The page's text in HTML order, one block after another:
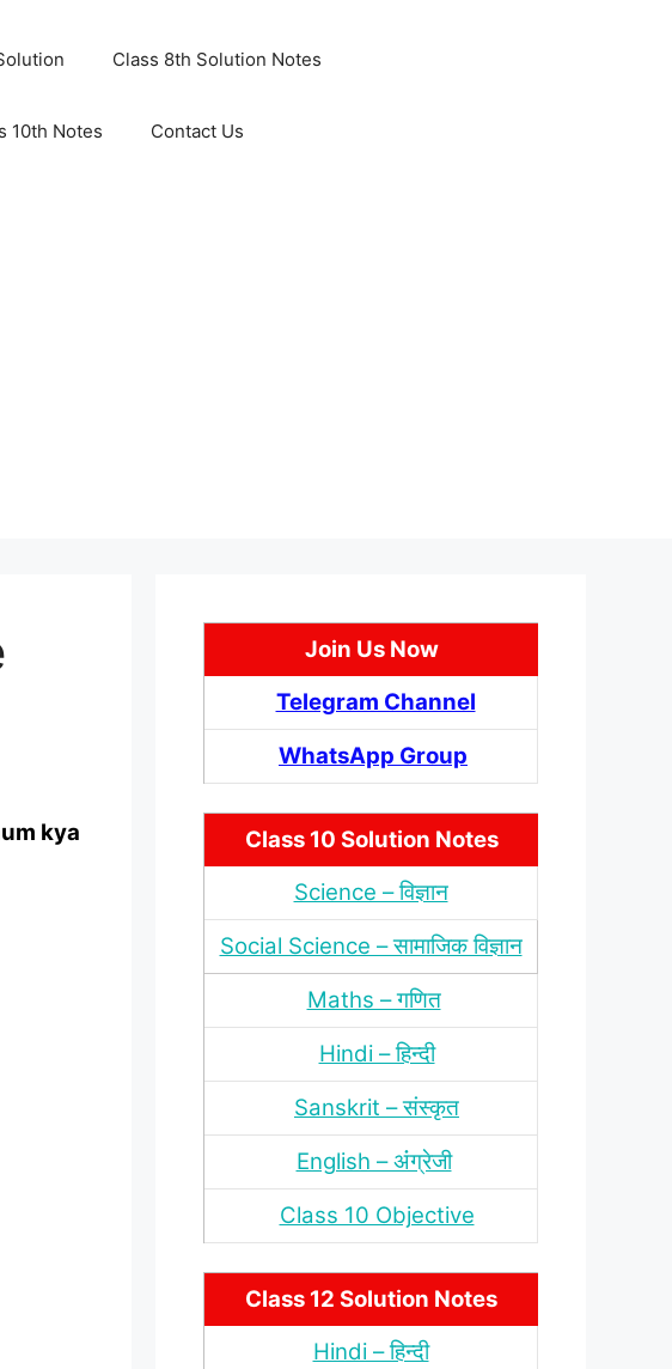
Class 8th Solution Notes
10th Notes Contact Us
hum kya
Join Us Now
Telegram Channel
WhatsApp Group
Class 10 Solution Notes
Science – विज्ञान
Social Science – सामाजिक विज्ञान
Maths – गणित
Hindi – हिन्‍दी
Sanskrit – संस्‍कृत
English – अंंग्रेजी
Class 10 Objective
Class 12 Solution Notes
Hindi – हिन्‍दी